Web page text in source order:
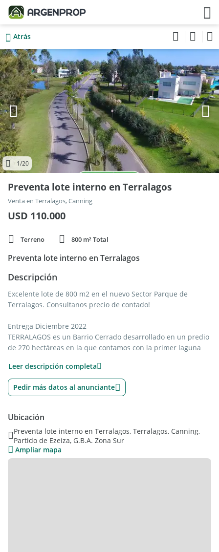
Atrás
1/20
Preventa lote interno en Terralagos
Venta en Terralagos, Canning
USD 110.000
Terreno 800 m² Total
Preventa lote interno en Terralagos
Descripción
Excelente lote de 800 m2 en el nuevo Sector Parque de
Terralagos. Consultanos precio de contado!
Entrega Diciembre 2022
TERRALAGOS es un Barrio Cerrado desarrollado en un predio
de 270 hectáreas en la que contamos con la primer laguna
espejo de agua cristalina de 5 hectáreas rodeada de playas
con arena blanca.
propiedades y asesores especializados para acompañarte en
tu búsqueda, NO DUDES EN CONSULTARNOS.
Todas las superficies y medidas son a título informativo
sujetas a plano.
Leer descripción completa
Pedir más datos al anunciante
Ubicación
Preventa lote interno en Terralagos, Terralagos, Canning,
Partido de Ezeiza, G.B.A. Zona Sur
Ampliar mapa